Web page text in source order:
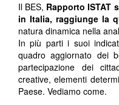
Il BES, Rapporto ISTAT
in Italia, raggiunge la
natura dinamica nella
In più parti i suoi
quadro aggiornato dei
partecipazione dei
creative, elementi
Paese. Vediamo come.